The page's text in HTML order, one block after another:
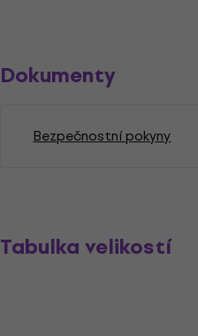
Dokumenty
Bezpečnostní pokyny
Tabulka velikostí